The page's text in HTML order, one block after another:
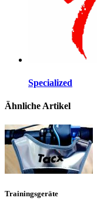
Specialized
Ähnliche Artikel
Trainingsgeräte